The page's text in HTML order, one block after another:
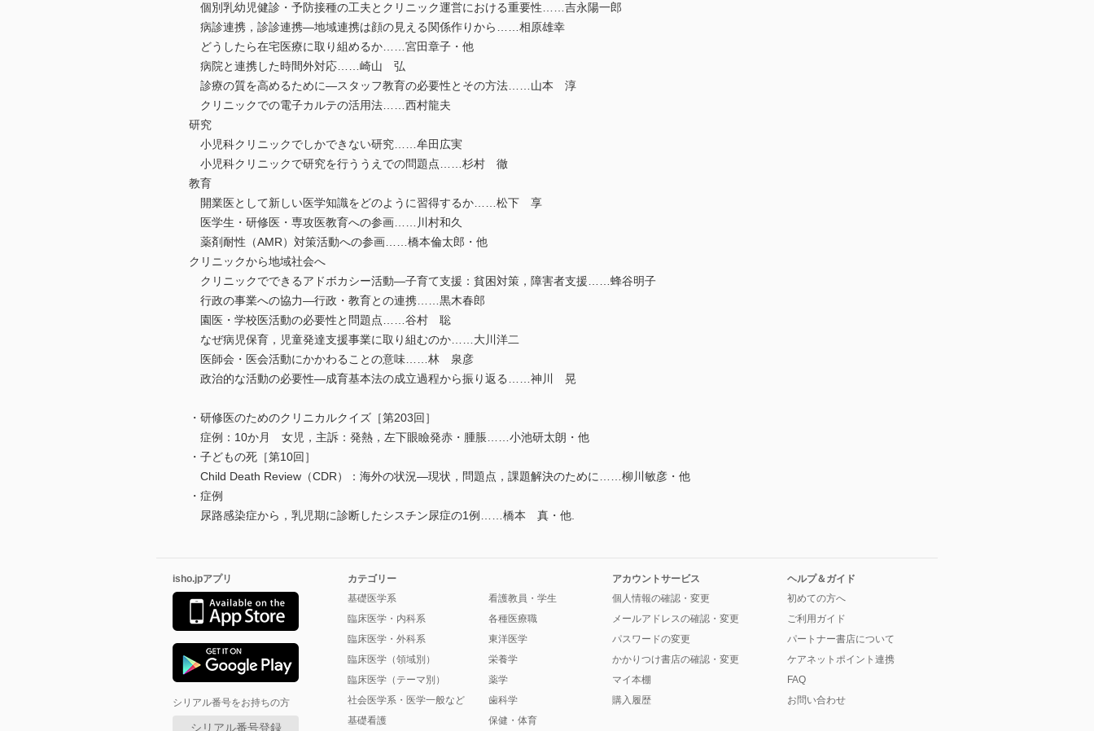
個別乳幼児健診・予防接種の工夫とクリニック運営における重要性……吉永陽一郎
病診連携，診診連携―地域連携は顔の見える関係作りから……相原雄幸
どうしたら在宅医療に取り組めるか……宮田章子・他
病院と連携した時間外対応……崎山 弘
診療の質を高めるために―スタッフ教育の必要性とその方法……山本 淳
クリニックでの電子カルテの活用法……西村龍夫
研究
小児科クリニックでしかできない研究……牟田広実
小児科クリニックで研究を行ううえでの問題点……杉村 徹
教育
開業医として新しい医学知識をどのように習得するか……松下 享
医学生・研修医・専攻医教育への参画……川村和久
薬剤耐性（AMR）対策活動への参画……橋本倫太郎・他
クリニックから地域社会へ
クリニックでできるアドボカシー活動―子育て支援：貧困対策，障害者支援……蜂谷明子
行政の事業への協力―行政・教育との連携……黒木春郎
園医・学校医活動の必要性と問題点……谷村 聡
なぜ病児保育，児童発達支援事業に取り組むのか……大川洋二
医師会・医会活動にかかわることの意味……林 泉彦
政治的な活動の必要性―成育基本法の成立過程から振り返る……神川 晃
・研修医のためのクリニカルクイズ［第203回］
症例：10か月 女児，主訴：発熱，左下眼瞼発赤・腫脹……小池研太朗・他
・子どもの死［第10回］
Child Death Review（CDR）：海外の状況―現状，問題点，課題解決のために……柳川敏彦・他
・症例
尿路感染症から，乳児期に診断したシスチン尿症の1例……橋本 真・他.
isho.jpアプリ
シリアル番号をお持ちの方
シリアル番号登録
カテゴリー
基礎医学系
臨床医学・内科系
臨床医学・外科系
臨床医学（領域別）
臨床医学（テーマ別）
社会医学系・医学一般など
基礎看護
看護教員・学生
各種医療職
東洋医学
栄養学
薬学
歯科学
保健・体育
アカウントサービス
個人情報の確認・変更
メールアドレスの確認・変更
パスワードの変更
かかりつけ書店の確認・変更
マイ本棚
購入履歴
ヘルプ＆ガイド
初めての方へ
ご利用ガイド
パートナー書店について
ケアネットポイント連携
FAQ
お問い合わせ